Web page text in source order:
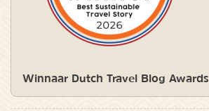
Winnaar Dutch Travel Blog Awards